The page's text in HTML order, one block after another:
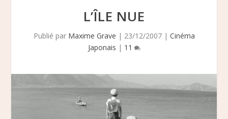
L’ÎLE NUE
Publié par Maxime Grave | 23/12/2007| Cinéma
Japonais | 11